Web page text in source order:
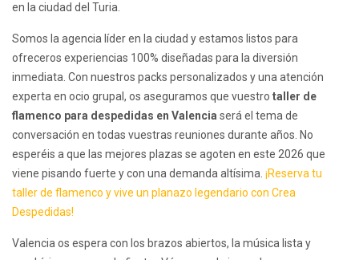
en la ciudad del Turia.
Somos la agencia líder en la ciudad y estamos listos para
ofreceros experiencias 100% diseñadas para la diversión
inmediata. Con nuestros packs personalizados y una atención
experta en ocio grupal, os aseguramos que vuestro taller de
flamenco para despedidas en Valencia será el tema de
conversación en todas vuestras reuniones durante años. No
esperéis a que las mejores plazas se agoten en este 2026 que
viene pisando fuerte y con una demanda altísima. ¡Reserva tu
taller de flamenco y vive un planazo legendario con Crea
Despedidas!
Valencia os espera con los brazos abiertos, la música lista y